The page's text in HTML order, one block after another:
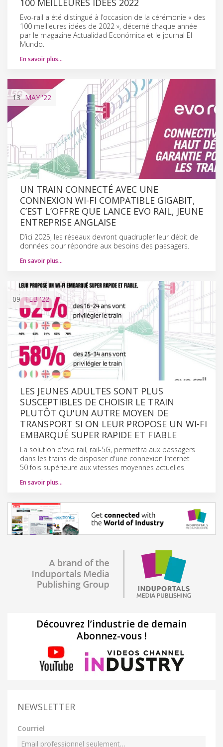
100 MEILLEURES IDÉES 2022
Evo-rail a été distingué à l’occasion de la cérémonie « des
100 meilleures idées de 2022 », décerné chaque année
par le magazine Actualidad Económica et le journal El
Mundo.
En savoir plus…
13 MAY'22
UN TRAIN CONNECTÉ AVEC UNE
CONNEXION WI-FI COMPATIBLE GIGABIT,
C’EST L’OFFRE QUE LANCE EVO RAIL, JEUNE
ENTREPRISE ANGLAISE
D’ici 2025, les réseaux devront quadrupler leur débit de
données pour répondre aux besoins des passagers.
En savoir plus…
09 FEB'22
LES JEUNES ADULTES SONT PLUS
SUSCEPTIBLES DE CHOISIR LE TRAIN
PLUTÔT QU'UN AUTRE MOYEN DE
TRANSPORT SI ON LEUR PROPOSE UN WI-FI
EMBARQUÉ SUPER RAPIDE ET FIABLE
La solution d'evo rail, rail-5G, permettra aux passagers
dans les trains de disposer d'une connexion Internet
50 fois supérieure aux vitesses moyennes actuelles
En savoir plus…
Découvrez l’industrie de demain
Abonnez-vous !
NEWSLETTER
Courriel